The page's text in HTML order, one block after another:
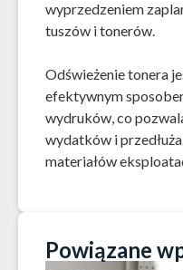
wyprzedzeniem
tuszów i tonerów.
Odświeżenie tonera
efektywnym
wydruków, co
wydatków i
materiałów
Powiązane